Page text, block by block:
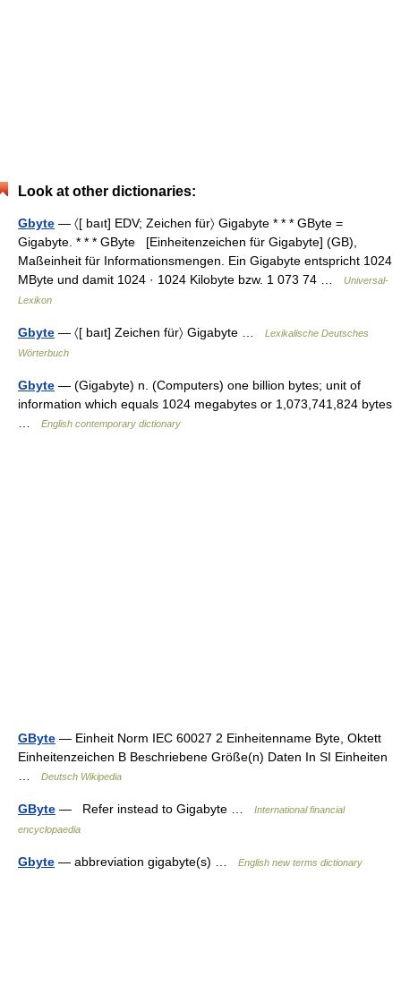
Look at other dictionaries:
Gbyte — 〈[ baıt] EDV; Zeichen für〉 Gigabyte * * * GByte =
Gigabyte. * * * GByte [Einheitenzeichen für Gigabyte] (GB),
Maßeinheit für Informationsmengen. Ein Gigabyte entspricht 1024
MByte und damit 1024 · 1024 Kilobyte bzw. 1 073 74 …
Universal-
Lexikon
Gbyte — 〈[ baıt] Zeichen für〉 Gigabyte …
Lexikalische Deutsches
Wörterbuch
Gbyte — (Gigabyte) n. (Computers) one billion bytes; unit of
information which equals 1024 megabytes or 1,073,741,824 bytes
English contemporary dictionary
GByte — Einheit Norm IEC 60027 2 Einheitenname Byte, Oktett
Einheitenzeichen B Beschriebene Größe(n) Daten In SI Einheiten
Deutsch Wikipedia
GByte — Refer instead to Gigabyte …
International financial
encyclopaedia
Gbyte — abbreviation gigabyte(s) … English new terms dictionary